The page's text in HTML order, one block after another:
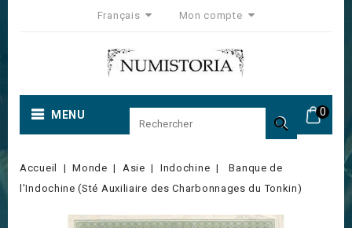
Français Mon compte
0
MENU 
Accueil Monde Asie Indochine
Banque de
l'Indochine (Sté Auxiliaire des Charbonnages du Tonkin)